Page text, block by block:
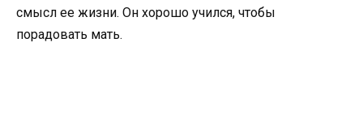
смысл ее жизни. Он хорошо учился, чтобы
порадовать мать.